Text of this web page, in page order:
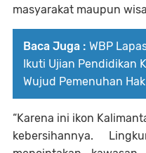
masyarakat maupun
Baca Juga : WBP
Ikuti Ujian Pendidikan
Wujud Pemenuhan
“Karena ini ikon
kebersihannya.